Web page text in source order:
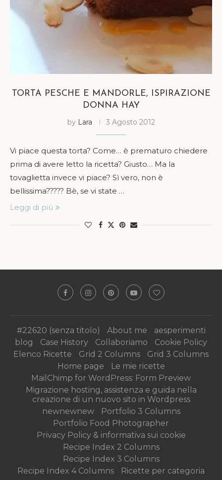
TORTA PESCHE E MANDORLE, ISPIRAZIONE
DONNA HAY
by Lara 3 Agosto 2012
Vi piace questa torta? Come… è prematuro chiedere
prima di avere letto la ricetta? Giusto… Ma la
tovaglietta invece vi piace? Sì vero, non è
bellissima????? Bè, se vi state …
Leggi di più
#22620 (senza titolo) About me
aesperimenti
blog
Case History Collaboriamo
Cookie Policy
Elenco Ricette
Grid 2 Columns
Grid 3 Columns
Home page
Le mie ricette
MailChimp for WordPress: Form Preview
Migrazione hosting, assistenza e guida nella
creazione di un nuovo sito in Wordpress
newnewnew
Portfolio 3 Columns
Portfolio Food Photographer
Privacy Policy & informativa sui cookie
Recipe Index 2 Columns
Recipe Index 3 Columns
Recipe Index 4 Columns
Ricette per categoria